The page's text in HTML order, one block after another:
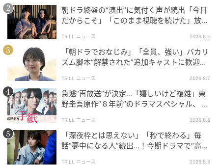
夫、思春期の娘の世話に追われている女性だという。
由美が抱える悩みや問題を、ミツとツギはどんなふう
に解決するのか…？ そこには、またきっと心が震える
ような感動が訪れると期待している。
朝ドラ終盤の“演出”に気付く声が続出「今日
だからこそ」「このまま視聴を続けた」放送
TRILL ニュース 2026.8.6
「朝ドラでおなじみ」「全員、強い」バカリ
ズム脚本“解禁された”追加キャストに歓迎の
TRILL ニュース 2026.8.7
急遽“再放送”が決定…「嬉しいけど複雑」東
野圭吾原作“８年前”のドラマスペシャル、 放
TRILL ニュース 2026.8.6
「深夜枠とは思えない」「秒で終わる」毎
話“夢中になる人”続出…！今期ドラマで“高評
TRILL ニュース 2026.8.5